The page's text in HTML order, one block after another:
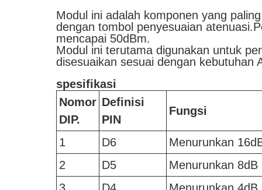
Modul ini adalah komponen yang
dengan tombol penyesuaian
mencapai 50dBm.
Modul ini terutama digunakan untuk
disesuaikan sesuai dengan kebutuhan
spesifikasi
Nomor
DIP.
Definisi
PIN
Fungsi
1 D6
Menurunkan
2
D5
Menurunkan 8dB